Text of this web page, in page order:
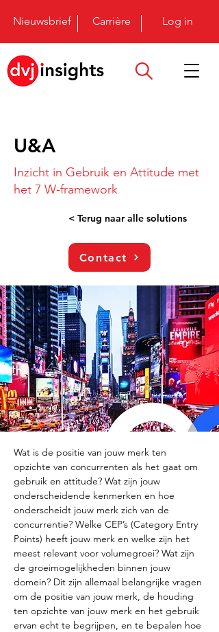
Nieuwsbrief Carrière Log in
U&A
Inzicht in Gebruik en Attitude met
het 7 W-framework
< Terug naar alle solutions
Contact
Wat is de positie van jouw merk ten
opzichte van concurrenten als het gaat om
gebruik en attitude? Wat zijn jouw
onderscheidende kenmerken en hoe
onderscheidt jouw merk zich van de
concurrentie? Welke CEP’s (Category Entry
Points) heeft jouw merk en welke zijn het
meest relevant voor volumegroei? Wat zijn
de groeimogelijkheden binnen jouw
domein? Dit zijn allemaal belangrijke vragen
om de positie van jouw merk, de houding
ten opzichte van jouw merk en het gebruik
ervan echt te begrijpen, en te bepalen hoe